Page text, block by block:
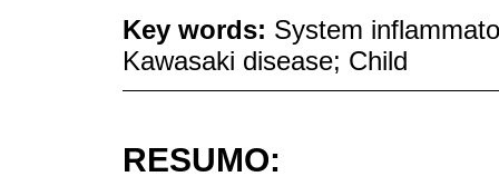
Key words: System
Kawasaki disease; Child
RESUMO: